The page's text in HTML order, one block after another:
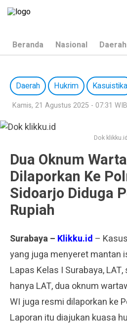
Beranda Nasional Daerah
Daerah Hukrim Kasuistika
Kamis, 21 Agustus 2025 - 07:31 WIB
Dok klikku.id
Dua Oknum
Dilaporkan Ke
Sidoarjo Diduga
Rupiah
Surabaya – Klikku.id –
yang juga menyeret mantan
Lapas Kelas I Surabaya,
hanya LAT, dua oknum
WI juga resmi dilaporkan ke
Laporan itu diajukan kuasa